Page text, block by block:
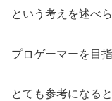
という考えを述べ
プロゲーマーを目
とても参考になる